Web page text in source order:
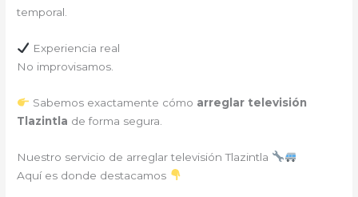
temporal.
Experiencia real
No improvisamos.
Sabemos exactamente cómo arreglar televisión
Tlazintla de forma segura.
Nuestro servicio de arreglar televisión Tlazintla
Aquí es donde destacamos